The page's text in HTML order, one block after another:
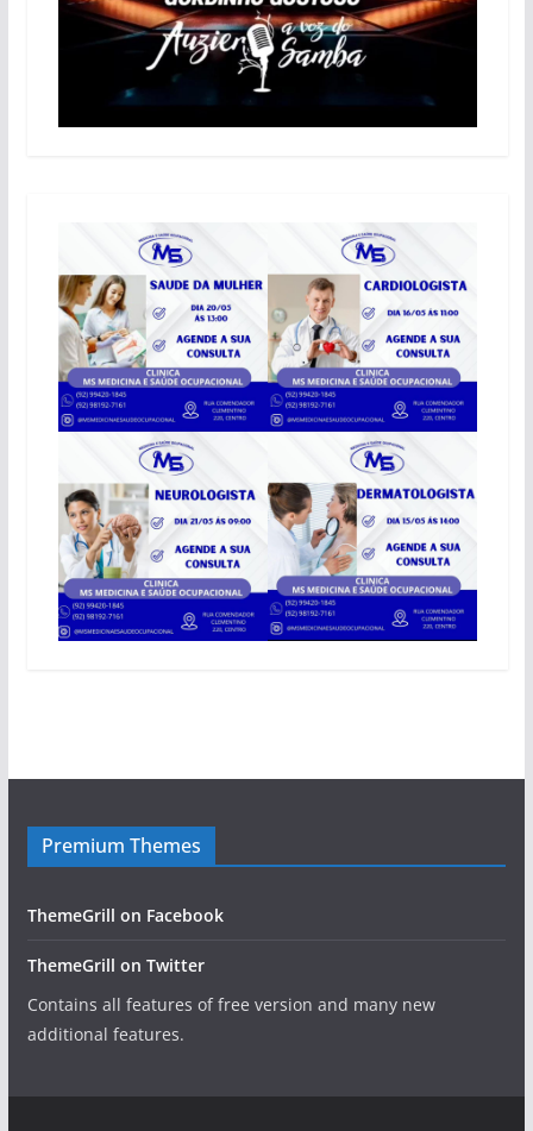
Premium Themes
ThemeGrill on Facebook
ThemeGrill on Twitter
Contains all features of free version and many new
additional features.